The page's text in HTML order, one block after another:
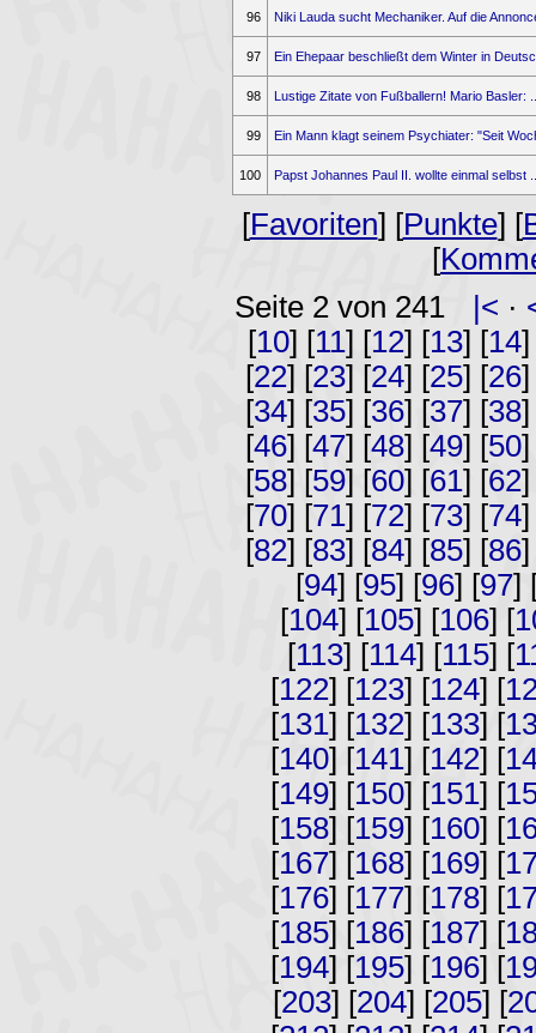
96 Niki Lauda sucht Mechaniker. Auf die
97 Ein Ehepaar beschließt dem Winter in
98 Lustige Zitate von Fußballern! Mario Basler:
99 Ein Mann klagt seinem Psychiater: "Seit
100 Papst Johannes Paul II. wollte einmal selbst
[Favoriten] [Punkte] [
[
Seite 2 von 241
|< ·
[10] [11] [12] [13] [14]
[22] [23] [24] [25] [26]
[34] [35] [36] [37] [38]
[46] [47] [48] [49] [50]
[58] [59] [60] [61] [62]
[70] [71] [72] [73] [74]
[82] [83] [84] [85] [86]
[94] [95] [96] [97]
[104] [105] [106] [
[113] [114] [115] [
[122] [123] [124] [
[131] [132] [133] [
[140] [141] [142] [
[149] [150] [151] [
[158] [159] [160] [
[167] [168] [169] [
[176] [177] [178] [
[185] [186] [187] [
[194] [195] [196] [
[203] [204] [205] [